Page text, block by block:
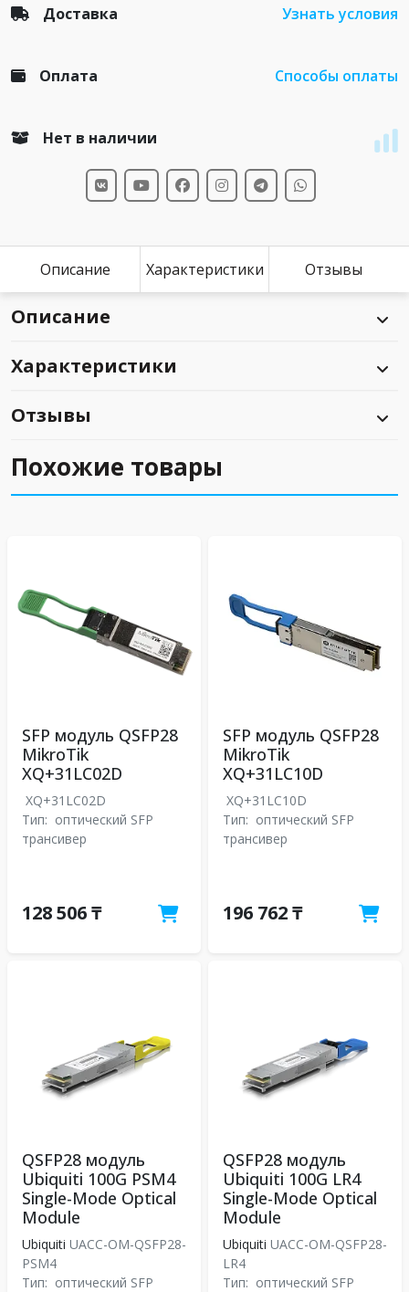
Доставка Узнать условия
Оплата Способы оплаты
Нет в наличии
Описание Характеристики Отзывы
Описание
Характеристики
Отзывы
Похожие товары
SFP модуль QSFP28
MikroTik
XQ+31LC02D
XQ+31LC02D
Тип: оптический SFP
трансивер
128 506 ₸
SFP модуль QSFP28
MikroTik
XQ+31LC10D
XQ+31LC10D
Тип: оптический SFP
трансивер
196 762 ₸
QSFP28 модуль
Ubiquiti 100G PSM4
Single-Mode Optical
Module
Ubiquiti UACC-OM-QSFP28-
PSM4
Тип: оптический SFP
QSFP28 модуль
Ubiquiti 100G LR4
Single-Mode Optical
Module
Ubiquiti UACC-OM-QSFP28-
LR4
Тип: оптический SFP